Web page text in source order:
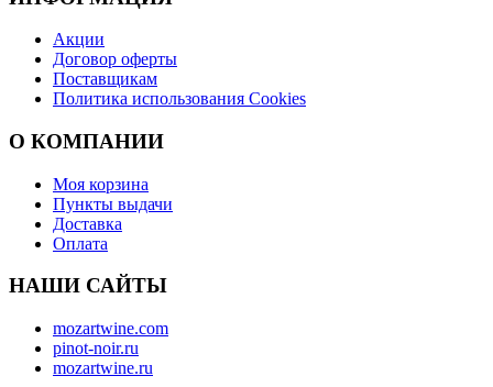
Акции
Договор оферты
Поставщикам
Политика использования Cookies
O КОМПАНИИ
Моя корзина
Пункты выдачи
Доставка
Оплата
НАШИ САЙТЫ
mozartwine.com
pinot-noir.ru
mozartwine.ru